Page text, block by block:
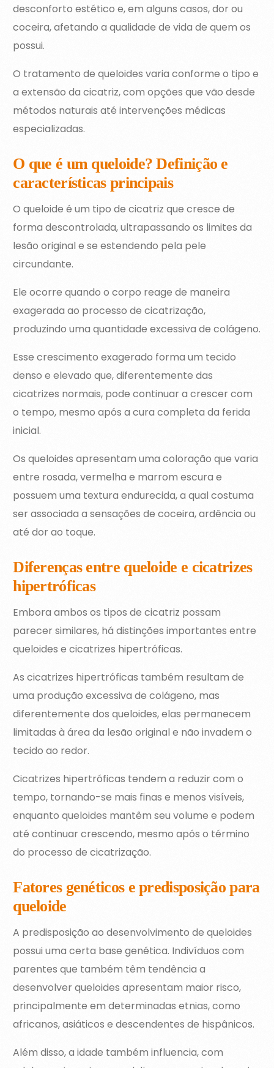
desconforto estético e, em alguns casos, dor ou
coceira, afetando a qualidade de vida de quem os
possui.
O tratamento de queloides varia conforme o tipo e
a extensão da cicatriz, com opções que vão desde
métodos naturais até intervenções médicas
especializadas.
O que é um queloide? Definição e
características principais
O queloide é um tipo de cicatriz que cresce de
forma descontrolada, ultrapassando os limites da
lesão original e se estendendo pela pele
circundante.
Ele ocorre quando o corpo reage de maneira
exagerada ao processo de cicatrização,
produzindo uma quantidade excessiva de colágeno.
Esse crescimento exagerado forma um tecido
denso e elevado que, diferentemente das
cicatrizes normais, pode continuar a crescer com
o tempo, mesmo após a cura completa da ferida
inicial.
Os queloides apresentam uma coloração que varia
entre rosada, vermelha e marrom escura e
possuem uma textura endurecida, a qual costuma
ser associada a sensações de coceira, ardência ou
até dor ao toque.
Diferenças entre queloide e cicatrizes
hipertróficas
Embora ambos os tipos de cicatriz possam
parecer similares, há distinções importantes entre
queloides e cicatrizes hipertróficas.
As cicatrizes hipertróficas também resultam de
uma produção excessiva de colágeno, mas
diferentemente dos queloides, elas permanecem
limitadas à área da lesão original e não invadem o
tecido ao redor.
Cicatrizes hipertróficas tendem a reduzir com o
tempo, tornando-se mais finas e menos visíveis,
enquanto queloides mantêm seu volume e podem
até continuar crescendo, mesmo após o término
do processo de cicatrização.
Fatores genéticos e predisposição para
queloide
A predisposição ao desenvolvimento de queloides
possui uma certa base genética. Indivíduos com
parentes que também têm tendência a
desenvolver queloides apresentam maior risco,
principalmente em determinadas etnias, como
africanos, asiáticos e descendentes de hispânicos.
Além disso, a idade também influencia, com